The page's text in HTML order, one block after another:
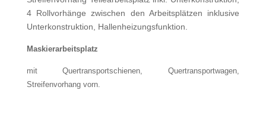
4 Rollvorhänge zwischen den Arbeitsplätzen inklusive
Unterkonstruktion, Hallenheizungsfunktion.
Maskierarbeitsplatz
mit Quertransportschienen, Quertransportwagen,
Streifenvorhang vorn.